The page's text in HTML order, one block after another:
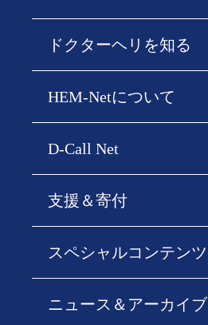
ドクターヘリを知る
HEM-Netについて
D-Call Net
支援＆寄付
スペシャルコンテンツ
ニュース＆アーカイブ